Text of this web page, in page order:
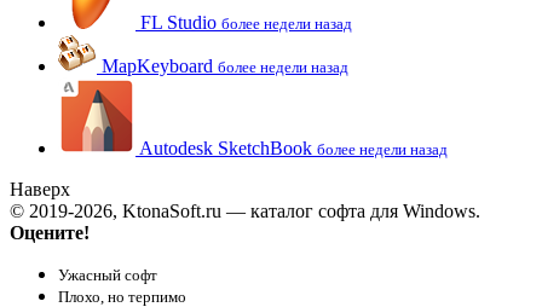
FL Studio более недели назад
MapKeyboard более недели назад
Autodesk SketchBook более недели назад
Наверх
© 2019-2026, KtonaSoft.ru — каталог софта для Windows.
Оцените!
Ужасный софт
Плохо, но терпимо